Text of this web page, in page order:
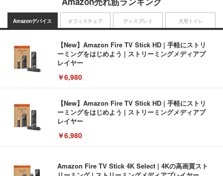
Amazonデバイス
【New】Amazon Fire TV Stick HD | 手軽にストリ
ーミングをはじめよう | ストリーミングメディアプ
レイヤー
￥6,980
【New】Amazon Fire TV Stick HD | 手軽にストリ
ーミングをはじめよう | ストリーミングメディアプ
レイヤー
￥6,980
Amazon Fire TV Stick 4K Select | 4Kの高画質スト
オフィスチェア ディスプレイ 犬用トイレ